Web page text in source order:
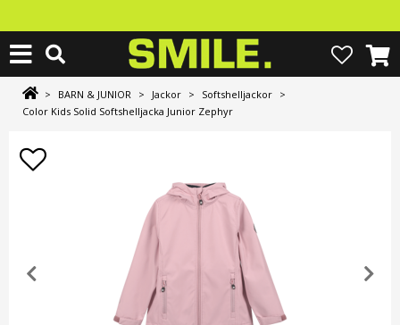
> BARN & JUNIOR > Jackor > Softshelljackor >
Color Kids Solid Softshelljacka Junior Zephyr